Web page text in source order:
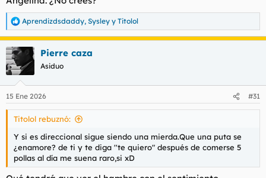
R
e
a
c
c
i
e
s
Aprendizdsdaddy, Sysley y Titolol
Pierre caza
Asiduo
15 Ene 2026 #31
Titolol rebuznó:
Y si es direccional sigue siendo una mierda.Que una puta se
¿enamore? de ti y te diga ''te quiero" después de comerse 5
pollas al día me suena raro,si xD